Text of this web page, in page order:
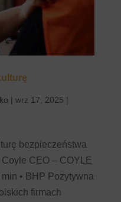
| wrz 17, 2025 |
bezpieczeństwa
CEO – COYLE
• BHP Pozytywna
firmach